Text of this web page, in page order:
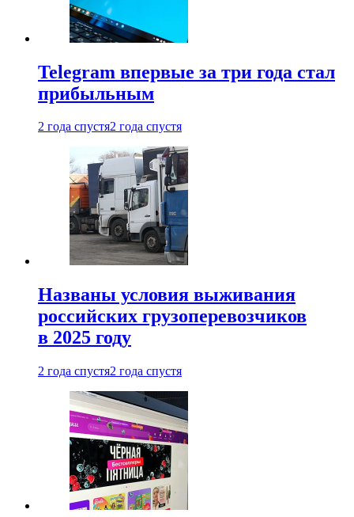
Telegram впервые за три года стал
прибыльным
2 года спустя2 года спустя
Названы условия выживания
российских грузоперевозчиков
в 2025 году
2 года спустя2 года спустя